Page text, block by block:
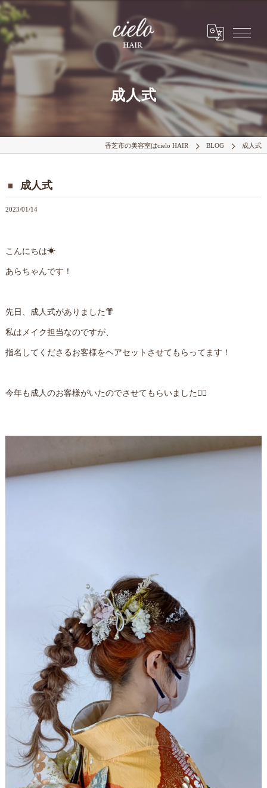
成人式
香芝市の美容室はcielo HAIR BLOG 成人式
成人式
2023/01/14
こんにちは☀
あらちゃんです！
先日、成人式がありました👘
私はメイク担当なのですが、
指名してくださるお客様をヘアセットさせてもらってます！
今年も成人のお客様がいたのでさせてもらいました✌🏻